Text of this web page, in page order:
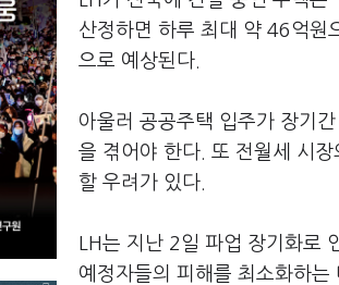
산정하면 하루 최대 약 46억원
으로 예상된다.
아울러 공공주택 입주가 장기
을 겪어야 한다. 또 전월세 시
할 우려가 있다.
LH는 지난 2일 파업 장기화로
예정자들의 피해를 최소화하는